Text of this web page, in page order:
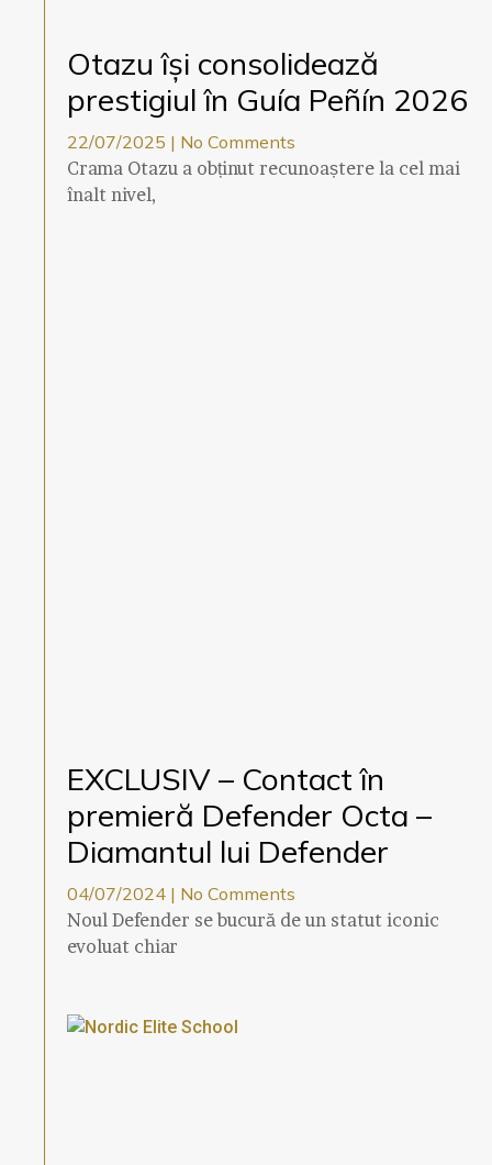
Otazu își consolidează
prestigiul în Guía Peñín 2026
22/07/2025
No Comments
Crama Otazu a obținut recunoaștere la cel mai
înalt nivel,
EXCLUSIV – Contact în
premieră Defender Octa –
Diamantul lui Defender
04/07/2024
No Comments
Noul Defender se bucură de un statut iconic
evoluat chiar